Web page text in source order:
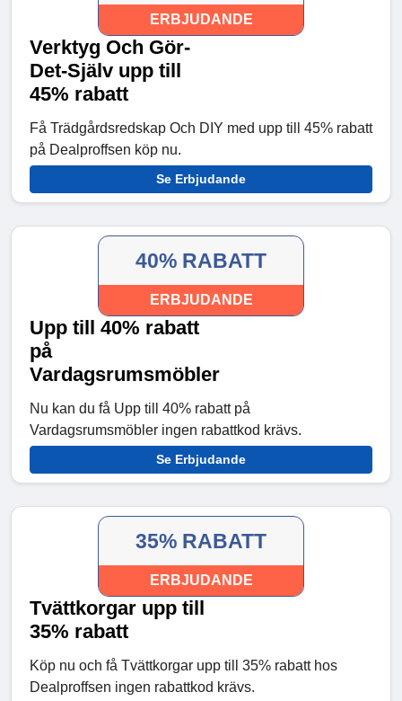
ERBJUDANDE
Verktyg Och Gör-
Det-Själv upp till
45% rabatt
Få Trädgårdsredskap Och DIY med upp till 45% rabatt
på Dealproffsen köp nu.
Se Erbjudande
40% RABATT
ERBJUDANDE
Upp till 40% rabatt
på
Vardagsrumsmöbler
Nu kan du få Upp till 40% rabatt på
Vardagsrumsmöbler ingen rabattkod krävs.
Se Erbjudande
35% RABATT
ERBJUDANDE
Tvättkorgar upp till
35% rabatt
Köp nu och få Tvättkorgar upp till 35% rabatt hos
Dealproffsen ingen rabattkod krävs.